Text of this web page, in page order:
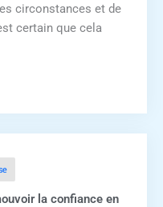
circonstances et de
certain que cela
la confiance en